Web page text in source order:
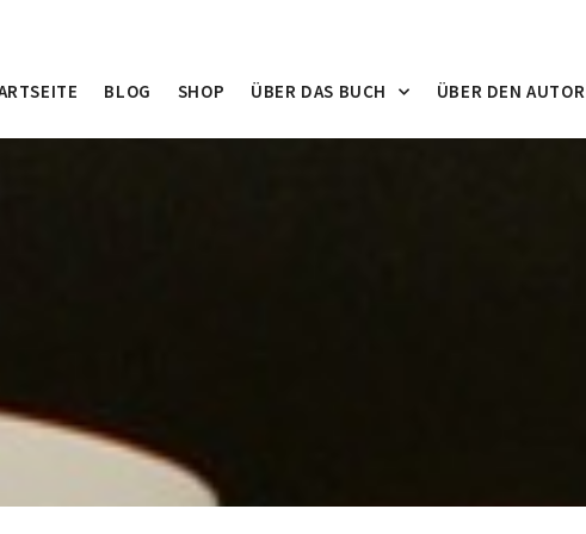
BLOG SHOP ÜBER DAS BUCH ÜBER DEN AUTOR